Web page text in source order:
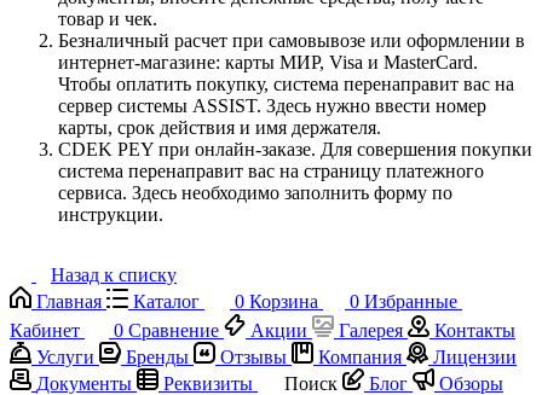
товар и чек.
Безналичный расчет при самовывозе или оформлении в
интернет-магазине: карты МИР, Visa и MasterCard.
Чтобы оплатить покупку, система перенаправит вас на
сервер системы ASSIST. Здесь нужно ввести номер
карты, срок действия и имя держателя.
CDEK PEY при онлайн-заказе. Для совершения покупки
система перенаправит вас на страницу платежного
сервиса. Здесь необходимо заполнить форму по
инструкции.
Назад к списку
Главная
Каталог 0 Корзина 0 Избранные
Кабинет
0 Сравнение Акции Галерея
Контакты
Услуги
Бренды Отзывы Компания
Лицензии
Документы
Реквизиты Поиск Блог
Обзоры